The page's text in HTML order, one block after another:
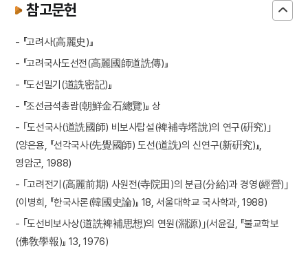
참고문헌
- 『고려사(高麗史)』
- 『고려국사도선전(高麗國師道詵傳)』
- 『도선밀기(道詵密記)』
- 『조선금석총람(朝鮮金石總覽)』 상
- ｢도선국사(道詵國師) 비보사탑설(裨補寺塔說)의 연구(硏究)｣
(양은용, 『선각국사(先覺國師) 도선(道詵)의 신연구(新硏究)』,
영암군, 1988)
- ｢고려전기(高麗前期) 사원전(寺院田)의 분급(分給)과 경영(經營)｣
(이병희, 『한국사론(韓國史論)』 18, 서울대학교 국사학과, 1988)
- ｢도선비보사상(道詵裨補思想)의 연원(淵源)｣(서윤길, 『불교학보
(佛敎學報)』 13, 1976)